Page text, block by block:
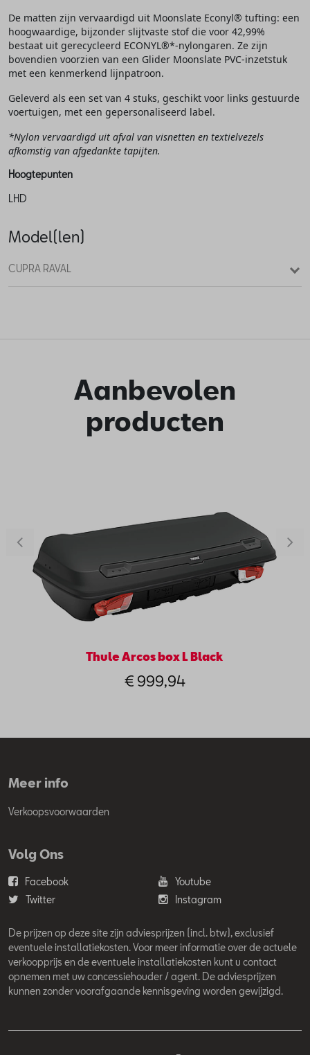
De matten zijn vervaardigd uit Moonslate Econyl® tufting: een
hoogwaardige, bijzonder slijtvaste stof die voor 42,99%
bestaat uit gerecycleerd ECONYL®*-nylongaren. Ze zijn
bovendien voorzien van een Glider Moonslate PVC-inzetstuk
met een kenmerkend lijnpatroon.
Geleverd als een set van 4 stuks, geschikt voor links gestuurde
voertuigen, met een gepersonaliseerd label.
*Nylon vervaardigd uit afval van visnetten en textielvezels
afkomstig van afgedankte tapijten.
Hoogtepunten
LHD
Model(len)
CUPRA RAVAL
Aanbevolen
producten
Thule Arcos box L Black
€ 999,94
Meer info
Verkoopsvoorwaarden
Volg Ons
Facebook
Youtube
Twitter
Instagram
De prijzen op deze site zijn adviesprijzen (incl. btw), exclusief
eventuele installatiekosten. Voor meer informatie over de actuele
verkoopprijs en de eventuele installatiekosten kunt u contact
opnemen met uw concessiehouder / agent. De adviesprijzen
kunnen zonder voorafgaande kennisgeving worden gewijzigd.